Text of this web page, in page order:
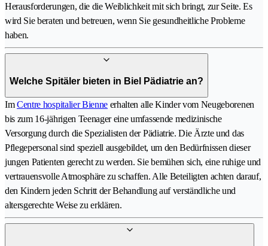
Herausforderungen, die die Weiblichkeit mit sich bringt, zur Seite. Es
wird Sie beraten und betreuen, wenn Sie gesundheitliche Probleme
haben.
Welche Spitäler bieten in Biel Pädiatrie an?
ImCentre hospitalier Bienne erhalten alle Kinder vom Neugeborenen
bis zum 16-jährigen Teenager eine umfassende medizinische
Versorgung durch die Spezialisten der Pädiatrie. Die Ärzte und das
Pflegepersonal sind speziell ausgebildet, um den Bedürfnissen dieser
jungen Patienten gerecht zu werden. Sie bemühen sich, eine ruhige und
vertrauensvolle Atmosphäre zu schaffen. Alle Beteiligten achten darauf,
den Kindern jeden Schritt der Behandlung auf verständliche und
altersgerechte Weise zu erklären.